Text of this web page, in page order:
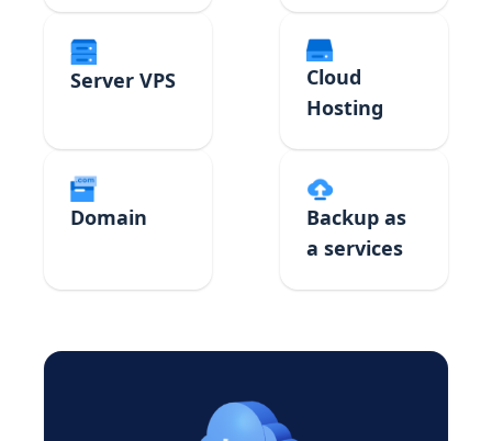
Server VPS
Cloud
Hosting
Domain
Backup as
a services